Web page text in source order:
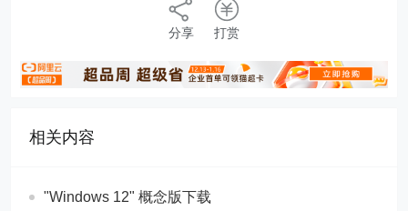
分享 打赏
相关内容
"Windows 12" 概念版下载